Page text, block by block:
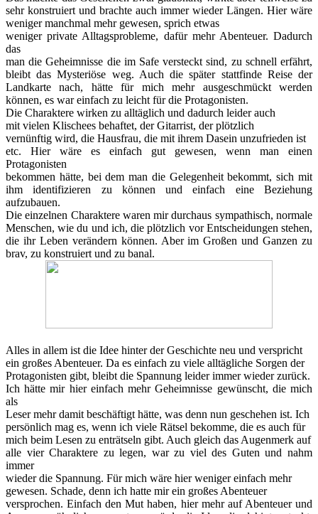
sehr konstruiert und brachte auch immer wieder Längen. Hier wäre
weniger manchmal mehr gewesen, sprich etwas
weniger private Alltagsprobleme, dafür mehr Abenteuer. Dadurch
das
man die Geheimnisse die im Safe versteckt sind, zu schnell erfährt,
bleibt das Mysteriöse weg. Auch die später stattfinde Reise der
Landkarte nach, hätte für mich mehr ausgeschmückt werden
können, es war einfach zu leicht für die Protagonisten.
Die Charaktere wirken zu alltäglich und dadurch leider auch
mit vielen Klischees behaftet, der Gitarrist, der plötzlich
vernünftig wird, die Hausfrau, die mit ihrem Dasein unzufrieden ist
etc. Hier wäre es einfach gut gewesen, wenn man einen
Protagonisten
bekommen hätte, bei dem man die Gelegenheit bekommt, sich mit
ihm identifizieren zu können und einfach eine Beziehung
aufzubauen.
Die einzelnen Charaktere waren mir durchaus sympathisch, normale
Menschen, wie du und ich, die plötzlich vor Entscheidungen stehen,
die ihr Leben verändern können. Aber im Großen und Ganzen zu
brav, zu konstruiert und zu banal.
Alles in allem ist die Idee hinter der Geschichte neu und verspricht
ein großes Abenteuer. Da es einfach zu viele alltägliche Sorgen der
Protagonisten gibt, bleibt die Spannung leider immer wieder zurück.
Ich hätte mir hier einfach mehr Geheimnisse gewünscht, die mich
als
Leser mehr damit beschäftigt hätte, was denn nun geschehen ist. Ich
persönlich mag es, wenn ich viele Rätsel bekomme, die es auch für
mich beim Lesen zu enträtseln gibt. Auch gleich das Augenmerk auf
alle vier Charaktere zu legen, war zu viel des Guten und nahm
immer
wieder die Spannung. Für mich wäre hier weniger einfach mehr
gewesen. Schade, denn ich hatte mir ein großes Abenteuer
versprochen. Einfach den Mut haben, hier mehr auf Abenteuer und